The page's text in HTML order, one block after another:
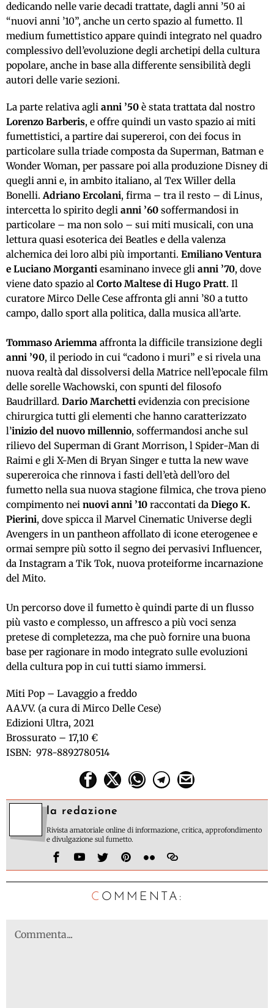
dedicando nelle varie decadi trattate, dagli anni ’50 ai
“nuovi anni ’10”, anche un certo spazio al fumetto. Il
medium fumettistico appare quindi integrato nel quadro
complessivo dell’evoluzione degli archetipi della cultura
popolare, anche in base alla differente sensibilità degli
autori delle varie sezioni.
La parte relativa agli anni ’50 è stata trattata dal nostro
Lorenzo Barberis, e offre quindi un vasto spazio ai miti
fumettistici, a partire dai supereroi, con dei focus in
particolare sulla triade composta da Superman, Batman e
Wonder Woman, per passare poi alla produzione Disney di
quegli anni e, in ambito italiano, al Tex Willer della
Bonelli.Adriano Ercolani, firma – tra il resto – di Linus,
intercetta lo spirito degli anni ’60 soffermandosi in
particolare – ma non solo – sui miti musicali, con una
lettura quasi esoterica dei Beatles e della valenza
alchemica dei loro albi più importanti. Emiliano Ventura
e Luciano Morganti esaminano invece gli anni ’70, dove
viene dato spazio al Corto Maltese di Hugo Pratt. Il
curatore Mirco Delle Cese affronta gli anni ’80 a tutto
campo, dallo sport alla politica, dalla musica all’arte.
Tommaso Ariemma affronta la difficile transizione degli
anni ’90, il periodo in cui “cadono i muri” e si rivela una
nuova realtà dal dissolversi della Matrice nell’epocale film
delle sorelle Wachowski, con spunti del filosofo
Baudrillard. Dario Marchetti evidenzia con precisione
chirurgica tutti gli elementi che hanno caratterizzato
l’inizio del nuovo millennio, soffermandosi anche sul
rilievo del Superman di Grant Morrison, l Spider-Man di
Raimi e gli X-Men di Bryan Singer e tutta la new wave
supereroica che rinnova i fasti dell’età dell’oro del
fumetto nella sua nuova stagione filmica, che trova pieno
compimento nei nuovi anni ’10 raccontati da Diego K.
Pierini, dove spicca il Marvel Cinematic Universe degli
Avengers in un pantheon affollato di icone eterogenee e
ormai sempre più sotto il segno dei pervasivi Influencer,
da Instagram a Tik Tok, nuova proteiforme incarnazione
del Mito.
Un percorso dove il fumetto è quindi parte di un flusso
più vasto e complesso, un affresco a più voci senza
pretese di completezza, ma che può fornire una buona
base per ragionare in modo integrato sulle evoluzioni
della cultura pop in cui tutti siamo immersi.
Miti Pop – Lavaggio a freddo
AA.VV. (a cura di Mirco Delle Cese)
Edizioni Ultra, 2021
Brossurato – 17,10 €
ISBN: 978-8892780514
la redazione
Rivista amatoriale online di informazione, critica, approfondimento
e divulgazione sul fumetto.
C OMMENTA: